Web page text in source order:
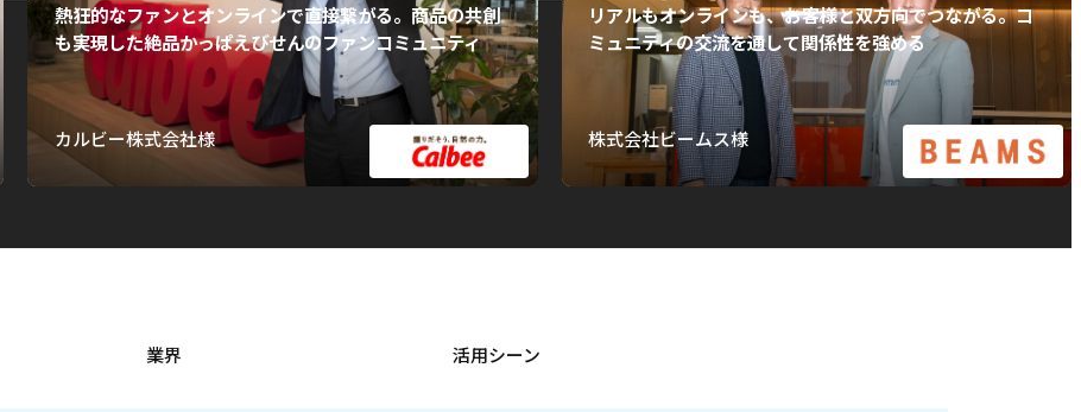
熱狂的なファンとオンラインで直接繋がる。商品の共創
も実現した絶品かっぱえびせんのファンコミュニティ
カルビー株式会社様
リアルもオンラインも、お客様と双方向でつながる。コ
ミュニティの交流を通して関係性を強める
株式会社ビームス様
業界 活用シーン